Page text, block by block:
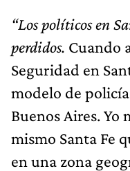
“Los políticos en
perdidos. Cuando
Seguridad en
modelo de
Buenos Aires. Yo
mismo Santa Fe
en una zona